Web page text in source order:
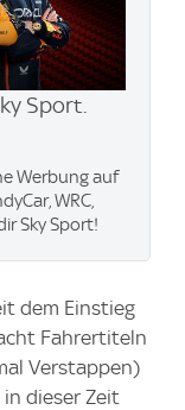
Sport.
Werbung auf
WRC,
Sky Sport!
dem Einstieg
Fahrertiteln
Verstappen)
dieser Zeit